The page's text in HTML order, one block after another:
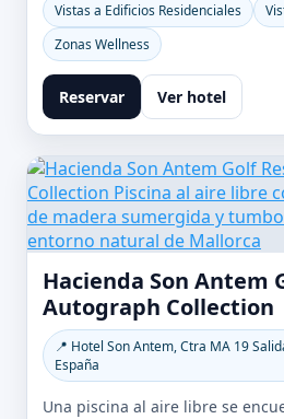
Vistas a Edificios Residenciales
Zonas Wellness
Reservar Ver hotel
Hacienda Son Antem
Autograph Collection
📍 Hotel Son Antem, Ctra MA 19
España
Una piscina al aire libre se